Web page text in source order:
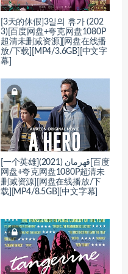
[3天的休假]3일의 휴가 (202
3)[百度网盘+夸克网盘1080P
超清未删减资源][网盘在线播
放/下载][MP4/3.6GB][中文字
幕]
[一个英雄]قهرمان (2021)[百度
网盘+夸克网盘1080P超清未
删减资源][网盘在线播放/下
载][MP4/8.5GB][中文字幕]